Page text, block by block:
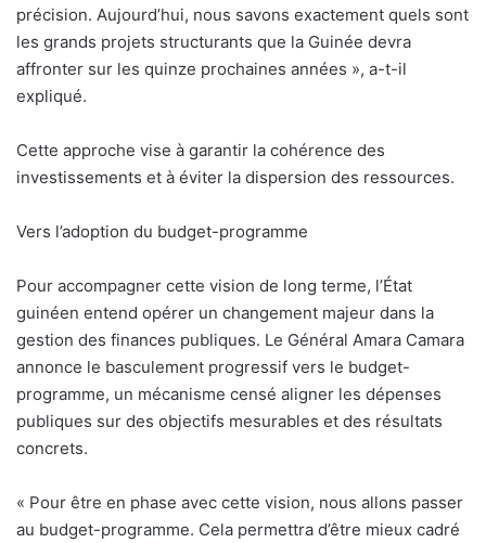
précision. Aujourd’hui, nous savons exactement quels sont
les grands projets structurants que la Guinée devra
affronter sur les quinze prochaines années », a-t-il
expliqué.
Cette approche vise à garantir la cohérence des
investissements et à éviter la dispersion des ressources.
Vers l’adoption du budget-programme
Pour accompagner cette vision de long terme, l’État
guinéen entend opérer un changement majeur dans la
gestion des finances publiques. Le Général Amara Camara
annonce le basculement progressif vers le budget-
programme, un mécanisme censé aligner les dépenses
publiques sur des objectifs mesurables et des résultats
concrets.
« Pour être en phase avec cette vision, nous allons passer
au budget-programme. Cela permettra d’être mieux cadré